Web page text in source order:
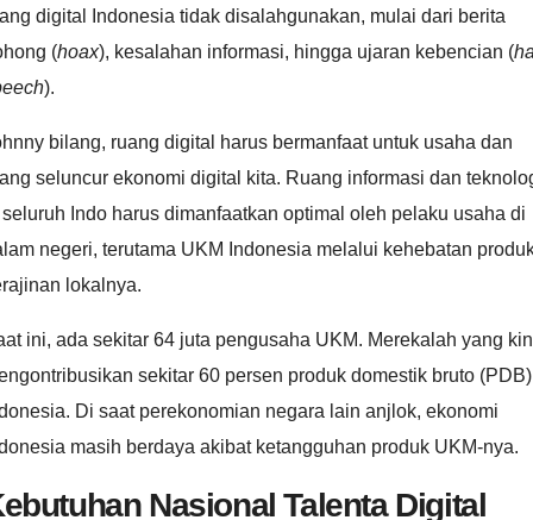
digital Indonesia tidak disalahgunakan, mulai dari berita
(hoax), kesalahan informasi, hingga ujaran kebencian (
).
bilang, ruang digital harus bermanfaat untuk usaha dan
seluncur ekonomi digital kita. Ruang informasi dan
Indo harus dimanfaatkan optimal oleh pelaku usaha di
negeri, terutama UKM Indonesia melalui kehebatan
lokalnya.
ini, ada sekitar 64 juta pengusaha UKM. Merekalah yang
sekitar 60 persen produk domestik bruto (PDB)
Di saat perekonomian negara lain anjlok, ekonomi
masih berdaya akibat ketangguhan produk UKM-nya.
Nasional Talenta Digital